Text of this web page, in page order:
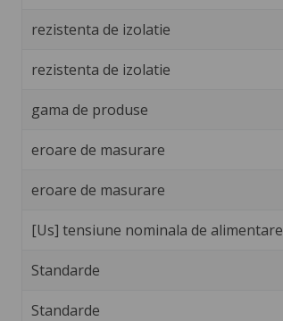
rezistenta de izolatie
rezistenta de izolatie
gama de produse
eroare de masurare
eroare de masurare
[Us] tensiune nominala de alimentare
Standarde
Standarde